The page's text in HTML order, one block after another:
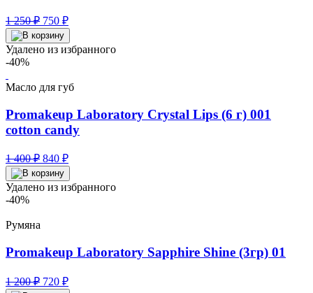
1 250₽ Первоначальная
цена
составляла
1
750 ₽Текущая
цена:
750 ₽.
Удалено из избранного
-40%
Масло для губ
Promakeup Laboratory Crystal Lips (6 г) 001
cotton candy
1 400₽ Первоначальная
цена
составляла
1
840 ₽Текущая
цена:
840 ₽.
Удалено из избранного
-40%
Румяна
Promakeup Laboratory Sapphire Shine (3гр) 01
1 200₽ Первоначальная
720 ₽Текущая